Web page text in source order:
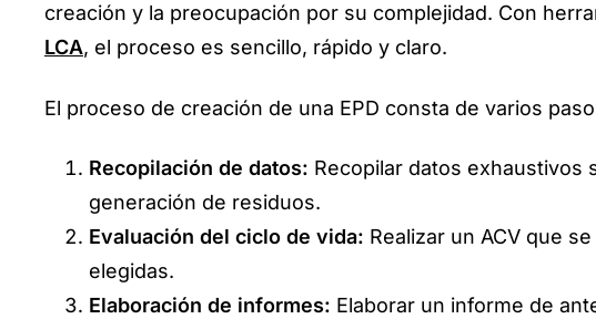
creación y la preocupación por su complejidad. Con
LCA, el proceso es sencillo, rápido y claro.
El proceso de creación de una EPD consta de varios
Recopilación de datos: Recopilar datos exhaustivos
generación de residuos.
Evaluación del ciclo de vida: Realizar un ACV que
elegidas.
Elaboración de informes: Elaborar un informe de